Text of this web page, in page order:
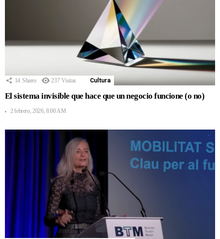
14 Shares 237 Visitas Cultura
El sistema invisible que hace que un negocio funcione (o no)
2 febrero, 2026, 8:00 AM